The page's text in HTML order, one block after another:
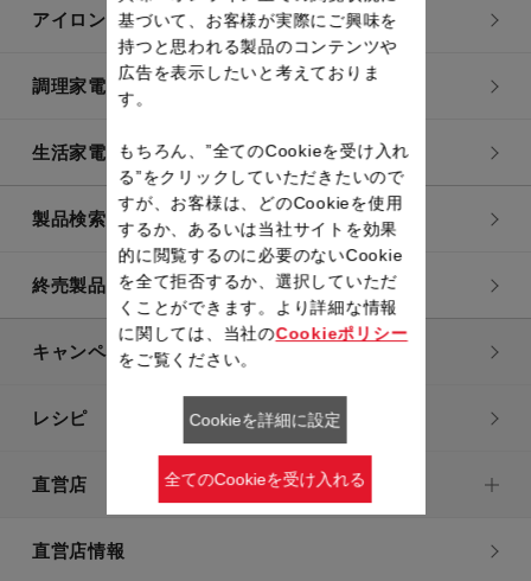
アイロン・衣類スチーマー
調理家電
生活家電
製品検索一覧
終売製品一覧
キャンペーン・特集
レシピ
直営店
直営店情報
基づいて、お客様が実際にご興味を
持つと思われる製品のコンテンツや
広告を表示したいと考えておりま
す。
もちろん、”全てのCookieを受け入れ
る”をクリックしていただきたいので
すが、お客様は、どのCookieを使用
するか、あるいは当社サイトを効果
的に閲覧するのに必要のないCookie
を全て拒否するか、選択していただ
くことができます。より詳細な情報
に関しては、当社のCookieポリシー
をご覧ください。
Cookieを詳細に設定
全てのCookieを受け入れる